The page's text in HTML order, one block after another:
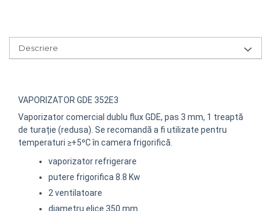
Descriere
VAPORIZATOR GDE 352E3
Vaporizator comercial dublu flux GDE, pas 3 mm, 1 treaptă
de turație (redusa). Se recomandă a fi utilizate pentru
temperaturi ≥+5⁰C în camera frigorifică.
vaporizator refrigerare
putere frigorifica 8.8 Kw
2 ventilatoare
diametru elice 350 mm